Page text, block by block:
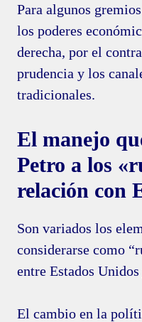
Para algunos
los poderes
derecha, por el
prudencia y los
tradicionales.
El manejo
Petro a los
relación con
Son variados los
considerarse como
entre Estados
El cambio en la